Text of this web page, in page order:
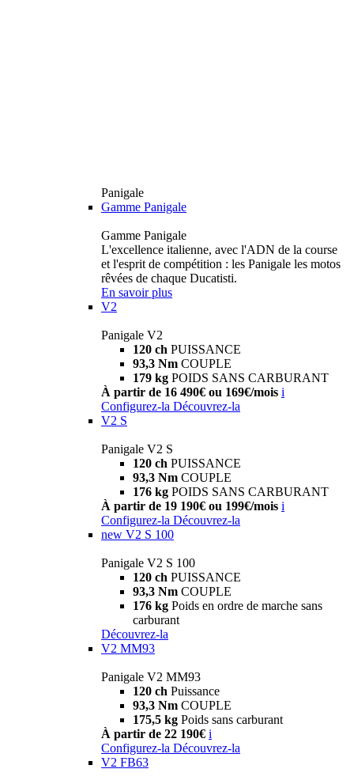
Panigale
Gamme Panigale
Gamme Panigale
L'excellence italienne, avec l'ADN de la course
et l'esprit de compétition : les Panigale les motos
rêvées de chaque Ducatisti.
En savoir plus
V2
Panigale V2
120 ch PUISSANCE
93,3 Nm COUPLE
179 kg POIDS SANS CARBURANT
À partir de 16 490€ ou 169€/mois i
Configurez-la Découvrez-la
V2 S
Panigale V2 S
120 ch PUISSANCE
93,3 Nm COUPLE
176 kg POIDS SANS CARBURANT
À partir de 19 190€ ou 199€/mois i
Configurez-la Découvrez-la
new V2 S 100
Panigale V2 S 100
120 ch PUISSANCE
93,3 Nm COUPLE
176 kg Poids en ordre de marche sans
carburant
Découvrez-la
V2 MM93
Panigale V2 MM93
120 ch Puissance
93,3 Nm COUPLE
175,5 kg Poids sans carburant
À partir de 22 190€ i
Configurez-la Découvrez-la
V2 FB63